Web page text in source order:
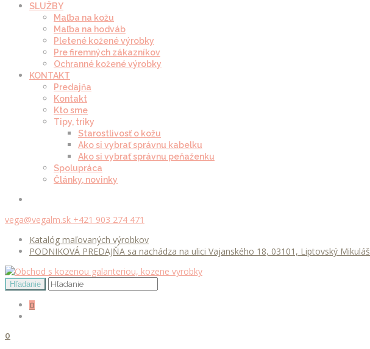
SLUŽBY
Maľba na kožu
Maľba na hodváb
Pletené kožené výrobky
Pre firemných zákazníkov
Ochranné kožené výrobky
KONTAKT
Predajňa
Kontakt
Kto sme
Tipy, triky
Starostlivosť o kožu
Ako si vybrať správnu kabelku
Ako si vybrať správnu peňaženku
Spolupráca
Články, novinky
vega@vegalm.sk +421 903 274 471
Katalóg maľovaných výrobkov
PODNIKOVÁ PREDAJŇA sa nachádza na ulici Vajanského 18, 03101, Liptovský Mikuláš
0
0